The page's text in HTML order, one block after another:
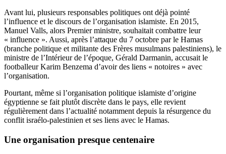
Avant lui, plusieurs responsables politiques ont déjà pointé
l’influence et le discours de l’organisation islamiste. En 2015,
Manuel Valls, alors Premier ministre, souhaitait combattre leur
« influence ». Aussi, après l’attaque du 7 octobre par le Hamas
(branche politique et militante des Frères musulmans palestiniens), le
ministre de l’Intérieur de l’époque, Gérald Darmanin, accusait le
footballeur Karim Benzema d’avoir des liens « notoires » avec
l’organisation.
Pourtant, même si l’organisation politique islamiste d’origine
égyptienne se fait plutôt discrète dans le pays, elle revient
régulièrement dans l’actualité notamment depuis la résurgence du
conflit israélo-palestinien et ses liens avec le Hamas.
Une organisation presque centenaire